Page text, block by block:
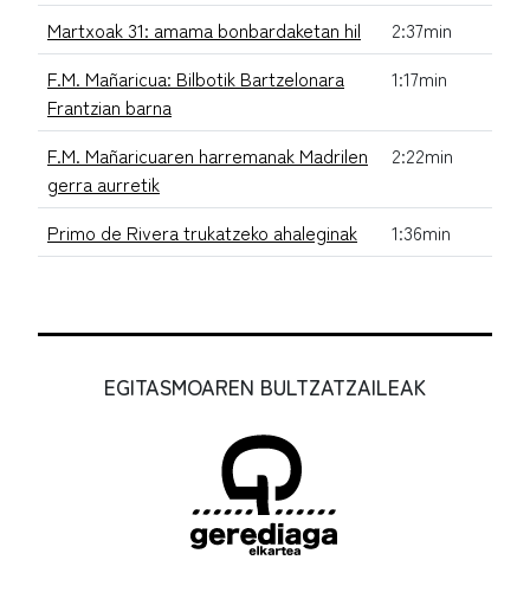
Martxoak 31: amama bonbardaketan hil
2:37min
F.M. Mañaricua: Bilbotik Bartzelonara
Frantzian barna
1:17min
F.M. Mañaricuaren harremanak Madrilen
gerra aurretik
2:22min
Primo de Rivera trukatzeko ahaleginak 1:36min
EGITASMOAREN BULTZATZAILEAK